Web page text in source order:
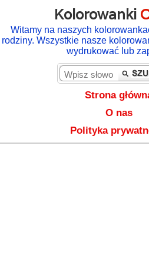
Kolorowanki
Witamy na naszych
rodziny. Wszystkie nasze
wydrukować lub
Strona
O nas
Polityka